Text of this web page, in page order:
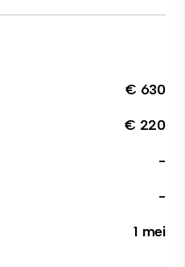
€ 630
€ 220
-
-
1 mei